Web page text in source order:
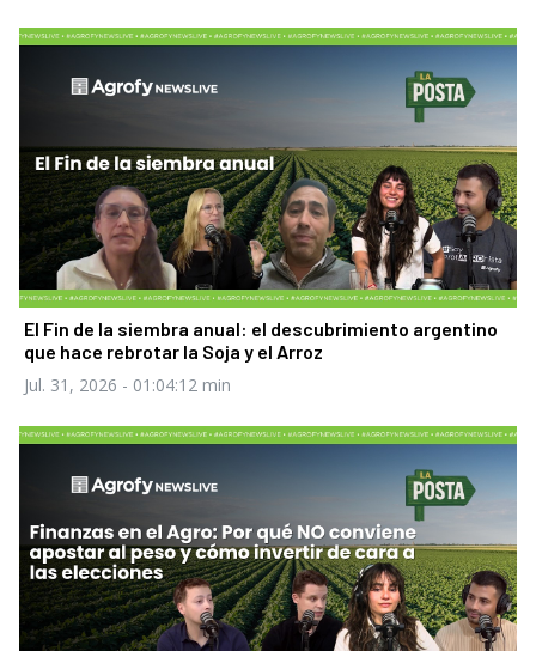
El Fin de la siembra anual: el descubrimiento argentino
que hace rebrotar la Soja y el Arroz
Jul. 31, 2026 - 01:04:12 min